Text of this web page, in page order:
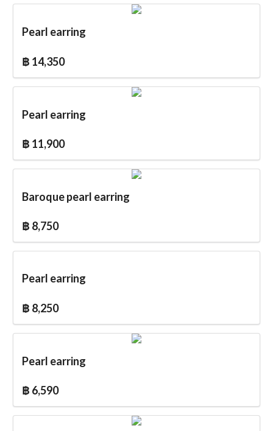
Pearl earring
฿ 14,350
Pearl earring
฿ 11,900
Baroque pearl earring
฿ 8,750
Pearl earring
฿ 8,250
Pearl earring
฿ 6,590